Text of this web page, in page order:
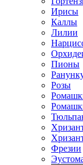
Ирисы
Каллы
Лилии
Пионы
Розы
Фрезии